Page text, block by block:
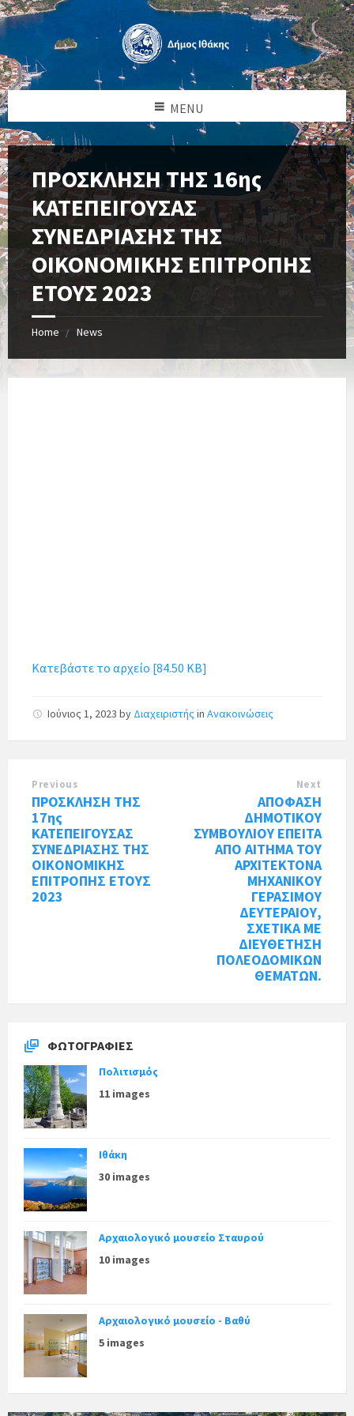
MENU
ΠΡΟΣΚΛΗΣΗ ΤΗΣ 16ης
ΚΑΤΕΠΕΙΓΟΥΣΑΣ
ΣΥΝΕΔΡΙΑΣΗΣ ΤΗΣ
ΟΙΚΟΝΟΜΙΚΗΣ ΕΠΙΤΡΟΠΗΣ
ΕΤΟΥΣ 2023
Home News
Κατεβάστε το αρχείο [84.50 KB]
Ιούνιος 1, 2023 by Διαχειριστής in Ανακοινώσεις
Previous
ΠΡΟΣΚΛΗΣΗ ΤΗΣ
17ης
ΚΑΤΕΠΕΙΓΟΥΣΑΣ
ΣΥΝΕΔΡΙΑΣΗΣ ΤΗΣ
ΟΙΚΟΝΟΜΙΚΗΣ
ΕΠΙΤΡΟΠΗΣ ΕΤΟΥΣ
2023
Next
ΑΠΟΦΑΣΗ
ΔΗΜΟΤΙΚΟΥ
ΣΥΜΒΟΥΛΙΟΥ ΕΠΕΙΤΑ
ΑΠΟ ΑΙΤΗΜΑ ΤΟΥ
ΑΡΧΙΤΕΚΤΟΝΑ
ΜΗΧΑΝΙΚΟΥ
ΓΕΡΑΣΙΜΟΥ
ΔΕΥΤΕΡΑΙΟΥ,
ΣΧΕΤΙΚΑ ΜΕ
ΔΙΕΥΘΕΤΗΣΗ
ΠΟΛΕΟΔΟΜΙΚΩΝ
ΘΕΜΑΤΩΝ.
ΦΩΤΟΓΡΑΦΊΕΣ
Πολιτισμός
11 images
Ιθάκη
30 images
Αρχαιολογικό μουσείο Σταυρού
10 images
Αρχαιολογικό μουσείο - Βαθύ
5 images